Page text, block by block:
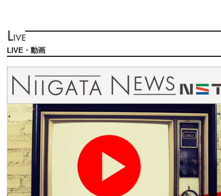
LIVE・動画